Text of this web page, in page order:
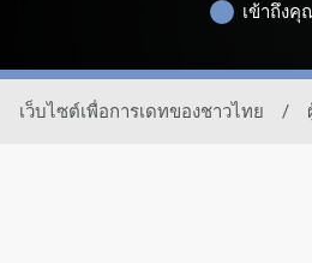
เข้าถึง
เว็บไซต์เพื่อการเดทของชาวไทย /